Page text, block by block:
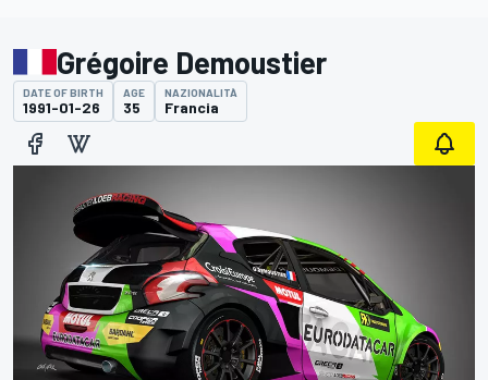
Grégoire Demoustier
DATE OF BIRTH
1991-01-26
AGE
35
NAZIONALITÀ
Francia